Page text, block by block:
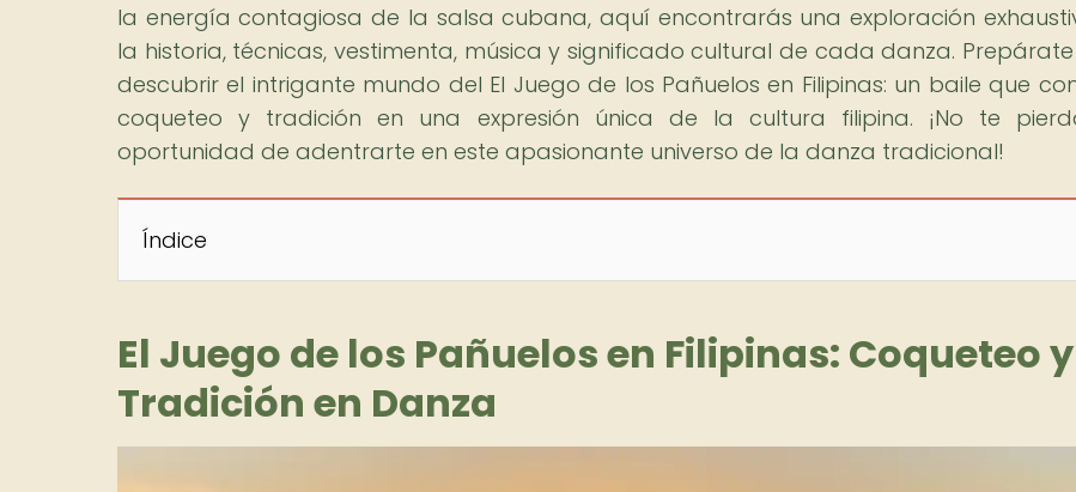
la energía contagiosa de la salsa cubana, aquí encontrarás una exploración
la historia, técnicas, vestimenta, música y significado cultural de cada danza.
descubrir el intrigante mundo del El Juego de los Pañuelos en Filipinas: un baile que
coqueteo y tradición en una expresión única de la cultura filipina. ¡No te
oportunidad de adentrarte en este apasionante universo de la danza tradicional!
Índice
El Juego de los Pañuelos en Filipinas: Coqueteo y
Tradición en Danza